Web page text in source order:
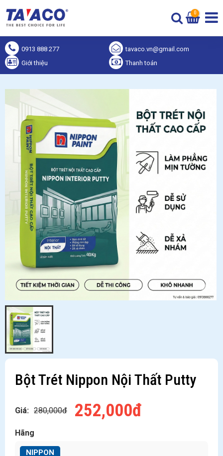
0
0913 888 277
tavaco.vn@gmail.com
Giới thiệu
Thanh toán
Bột Trét Nippon Nội Thất Putty
Giá: 280,000đ 252,000đ
Hãng
NIPPON